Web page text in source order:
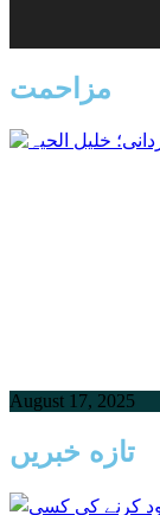
مزاحمت
August 17, 2025
تازه خبریں